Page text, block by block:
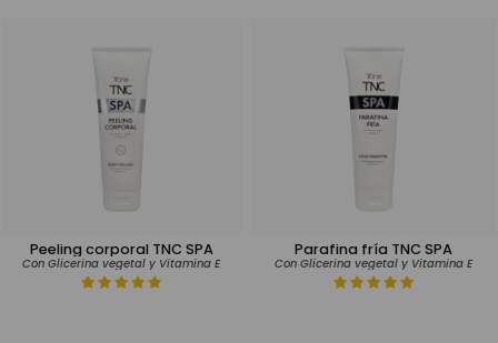
Peeling corporal TNC SPA
Con Glicerina vegetal y Vitamina E
Parafina fría TNC SPA
Con Glicerina vegetal y Vitamina E